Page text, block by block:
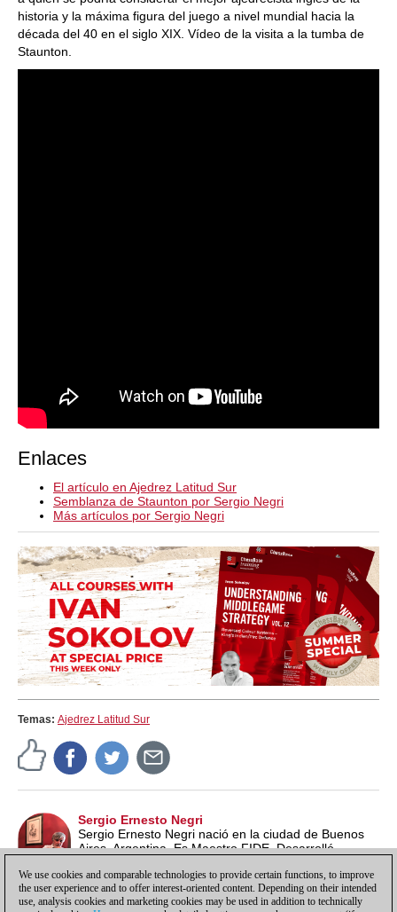
historia y la máxima figura del juego a nivel mundial hacia la
década del 40 en el siglo XIX. Vídeo de la visita a la tumba de
Staunton.
Enlaces
El artículo en Ajedrez Latitud Sur
Semblanza de Staunton por Sergio Negri
Más artículos por Sergio Negri
Temas: Ajedrez Latitud Sur
Sergio Ernesto Negri
Sergio Ernesto Negri nació en la ciudad de Buenos
Aires, Argentina. Es Maestro FIDE. Desarrolló
la historia.
We use cookies and comparable technologies to provide certain functions, to improve
the user experience and to offer interest-oriented content. Depending on their intended
use, analysis cookies and marketing cookies may be used in addition to technically